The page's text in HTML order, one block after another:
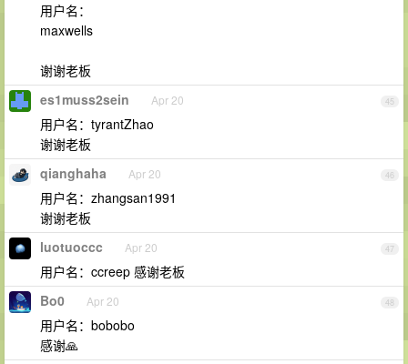
用户名：
maxwells
谢谢老板
45
es1muss2sein Apr 20
用户名：tyrantZhao
谢谢老板
46
qianghaha Apr 20
用户名：zhangsan1991
谢谢老板
47
luotuoccc Apr 20
用户名：ccreep 感谢老板
48
Bo0 Apr 20
用户名：bobobo
感谢🙏